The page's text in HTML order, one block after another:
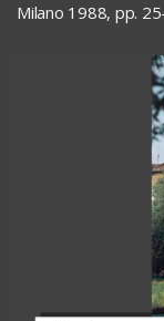
Milano 1988, pp.